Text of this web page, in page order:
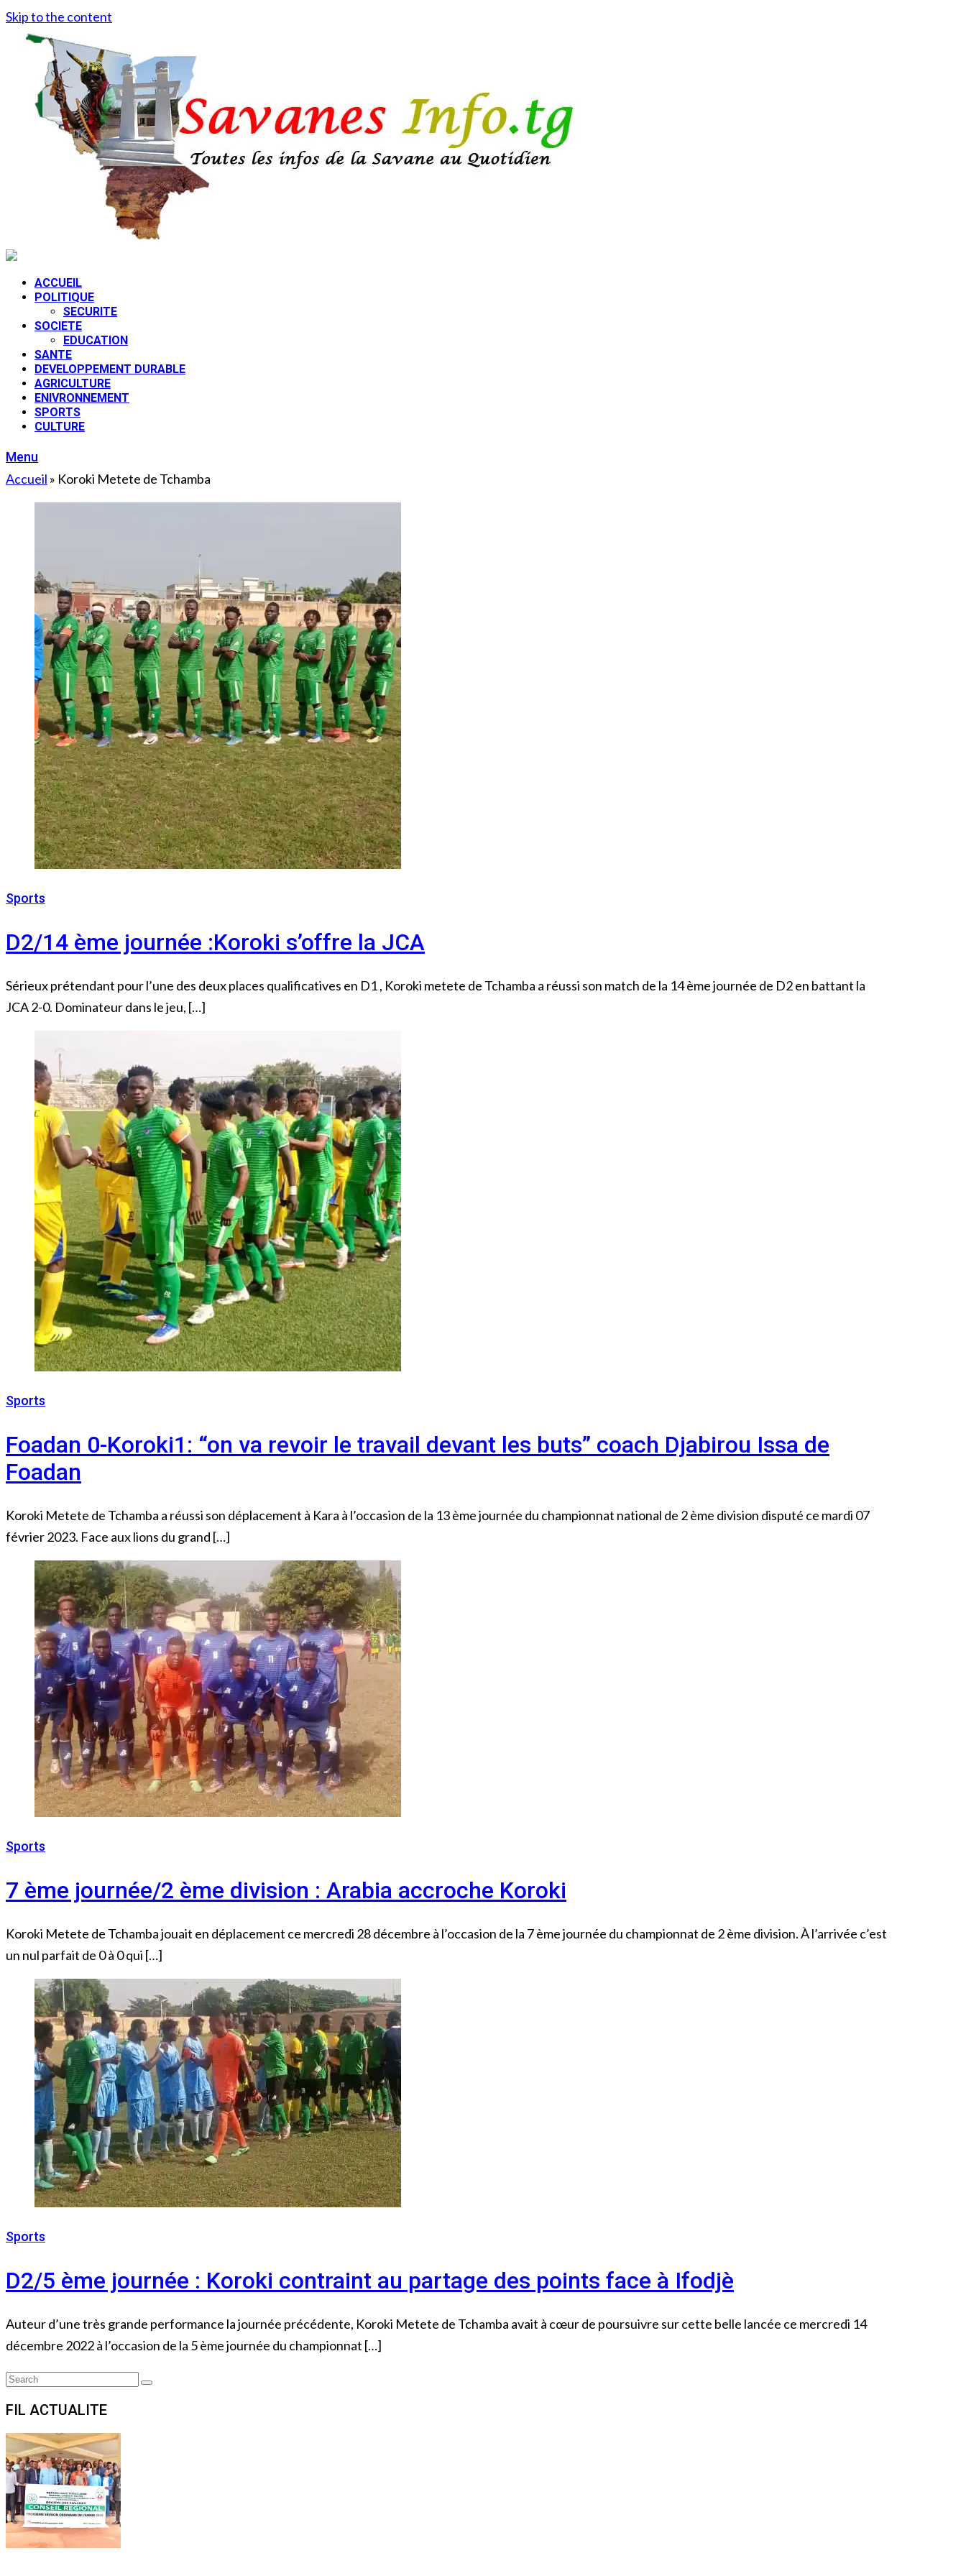
Skip to the content
ACCUEIL
POLITIQUE
SECURITE
SOCIETE
EDUCATION
SANTE
DEVELOPPEMENT DURABLE
AGRICULTURE
ENIVRONNEMENT
SPORTS
CULTURE
Menu
Accueil » Koroki Metete de Tchamba
Sports
D2/14 ème journée :Koroki s’offre la JCA
Sérieux prétendant pour l’une des deux places qualificatives en D1 , Koroki metete de Tchamba a réussi son match de la 14 ème journée de D2 en battant la
JCA 2-0. Dominateur dans le jeu, […]
Sports
Foadan 0-Koroki1: “on va revoir le travail devant les buts” coach Djabirou Issa de
Foadan
Koroki Metete de Tchamba a réussi son déplacement à Kara à l’occasion de la 13 ème journée du championnat national de 2 ème division disputé ce mardi 07
février 2023. Face aux lions du grand […]
Sports
7 ème journée/2 ème division : Arabia accroche Koroki
Koroki Metete de Tchamba jouait en déplacement ce mercredi 28 décembre à l’occasion de la 7 ème journée du championnat de 2 ème division. À l’arrivée c’est
un nul parfait de 0 à 0 qui […]
Sports
D2/5 ème journée : Koroki contraint au partage des points face à Ifodjè
Auteur d’une très grande performance la journée précédente, Koroki Metete de Tchamba avait à cœur de poursuivre sur cette belle lancée ce mercredi 14
décembre 2022 à l’occasion de la 5 ème journée du championnat […]
Search
Search
FIL ACTUALITE